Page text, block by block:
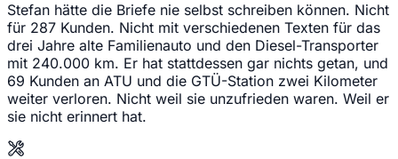
Stefan hätte die Briefe nie selbst schreiben können. Nicht
für 287 Kunden. Nicht mit verschiedenen Texten für das
drei Jahre alte Familienauto und den Diesel-Transporter
mit 240.000 km. Er hat stattdessen gar nichts getan, und
69 Kunden an ATU und die GTÜ-Station zwei Kilometer
weiter verloren. Nicht weil sie unzufrieden waren. Weil er
sie nicht erinnert hat.